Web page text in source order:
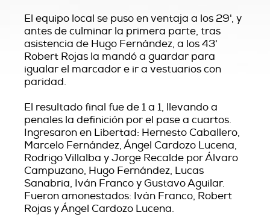
El equipo local se puso en ventaja a los 29', y
antes de culminar la primera parte, tras
asistencia de Hugo Fernández, a los 43'
Robert Rojas la mandó a guardar para
igualar el marcador e ir a vestuarios con
paridad.
El resultado final fue de 1 a 1, llevando a
penales la definición por el pase a cuartos.
Ingresaron en Libertad: Hernesto Caballero,
Marcelo Fernández, Ángel Cardozo Lucena,
Rodrigo Villalba y Jorge Recalde por Álvaro
Campuzano, Hugo Fernández, Lucas
Sanabria, Iván Franco y Gustavo Aguilar.
Fueron amonestados: Iván Franco, Robert
Rojas y Ángel Cardozo Lucena.